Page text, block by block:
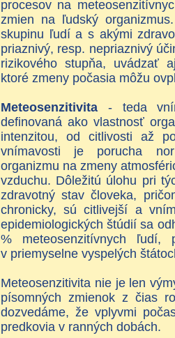
procesov na
zmien na ľudský
skupinu ľudí a s akými
priaznivý, resp. nepriaznivý
rizikového stupňa, uvádzať
ktoré zmeny počasia môžu
Meteosenzitivita - teda
definovaná ako vlastnosť
intenzitou, od citlivosti až
vnímavosti je porucha
organizmu na zmeny
vzduchu. Dôležitú úlohu pri
zdravotný stav človeka,
chronicky, sú citlivejší a
epidemiologických štúdií sa
% meteosenzitívnych
v priemyselne vyspelých
Meteosenzitivita nie je len
písomných zmienok z čias
dozvedáme, že vplyvmi
predkovia v ranných dobách.